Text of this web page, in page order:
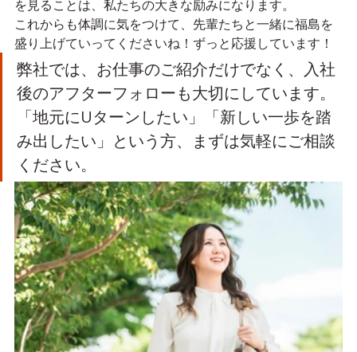
を見ることは、私たちの大きな励みになります。
これからも体調に気をつけて、先輩たちと一緒に福島を
盛り上げていってくださいね！ずっと応援しています！
弊社では、お仕事のご紹介だけでなく、入社
後のアフターフォローも大切にしています。
「地元にUターンしたい」「新しい一歩を踏
み出したい」という方、まずは気軽にご相談
ください。